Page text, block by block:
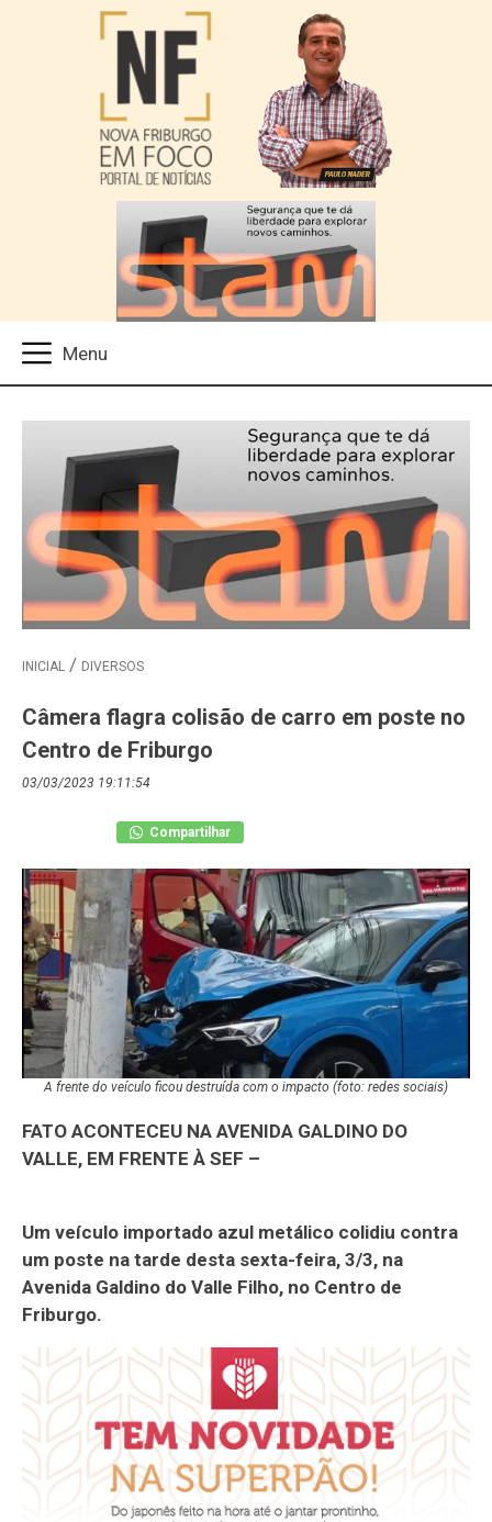
INICIAL DIVERSOS
Câmera flagra colisão de carro em poste no
Centro de Friburgo
03/03/2023 19:11:54
Compartilhar
A frente do veículo ficou destruída com o impacto (foto: redes sociais)
FATO ACONTECEU NA AVENIDA GALDINO DO
VALLE, EM FRENTE À SEF –
Um veículo importado azul metálico colidiu contra
um poste na tarde desta sexta-feira, 3/3, na
Avenida Galdino do Valle Filho, no Centro de
Friburgo.